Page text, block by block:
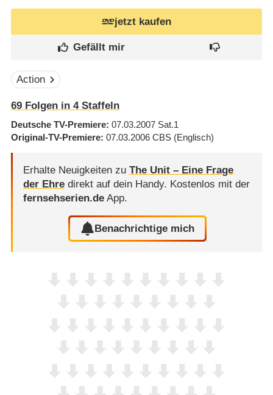
jetzt kaufen
Action
69Folgen in 4Staffeln
Deutsche TV-Premiere 07.03.2007 Sat.1
Original-TV-Premiere 07.03.2006 CBS (Englisch)
Erhalte Neuigkeiten zu The Unit – Eine Frage
der Ehredirekt auf dein Handy. Kostenlos mit der
fernsehserien.deApp.
Benachrichtige mich